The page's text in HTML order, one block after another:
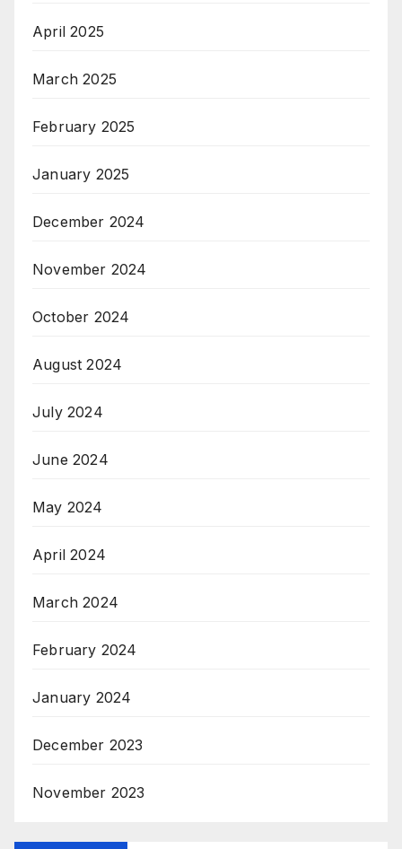
April 2025
March 2025
February 2025
January 2025
December 2024
November 2024
October 2024
August 2024
July 2024
June 2024
May 2024
April 2024
March 2024
February 2024
January 2024
December 2023
November 2023